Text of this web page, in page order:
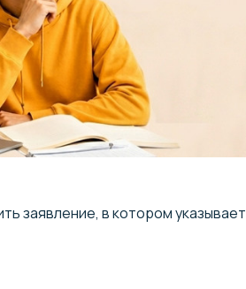
заявление, в котором указывает